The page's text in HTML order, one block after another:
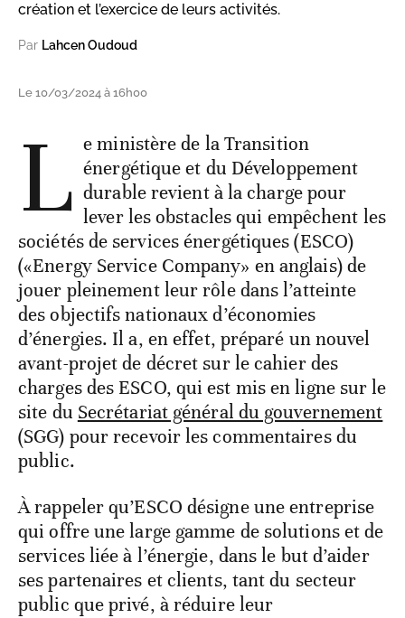
création et l’exercice de leurs activités.
Par Lahcen Oudoud
Le 10/03/2024 à 16h00
L e ministère de la Transition
énergétique et du Développement
durable revient à la charge pour
lever les obstacles qui empêchent les
sociétés de services énergétiques (ESCO)
(«Energy Service Company» en anglais) de
jouer pleinement leur rôle dans l’atteinte
des objectifs nationaux d’économies
d’énergies. Il a, en effet, préparé un nouvel
avant-projet de décret sur le cahier des
charges des ESCO, qui est mis en ligne sur le
site du Secrétariat général du gouvernement
(SGG) pour recevoir les commentaires du
public.
À rappeler qu’ESCO désigne une entreprise
qui offre une large gamme de solutions et de
services liée à l’énergie, dans le but d’aider
ses partenaires et clients, tant du secteur
public que privé, à réduire leur